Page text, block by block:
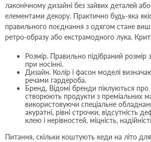
лаконічному дизайні без зайвих деталей
елементами декору. Практично будь-яка
правильного поєднання з одягом стане
ретро-образу або екстрамодного лука.
Розмір. Правильно підібраний розмір
при носінні.
Дизайн. Колір і фасон моделі
речами гардероба.
Бренд. Відомі бренди піклуються про
створюють продукти з преміальних
використовуючи спеціальне
акуратні, рівні строчки, відсутність
клею і нерівностей, міцність,
Питання, скільки коштують кеди на літо